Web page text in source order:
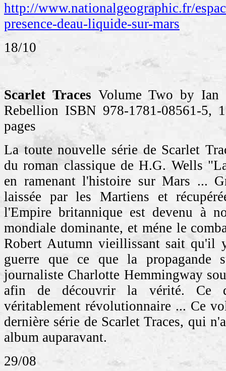
http://www.nationalgeographic.fr/
presence-deau-liquide-sur-mars
18/10
Scarlet Traces Volume Two by
Rebellion ISBN 978-1781-08561-5,
pages
La toute nouvelle série de Scarlet
du roman classique de H.G. Wells
en ramenant l'histoire sur Mars ...
laissée par les Martiens et
l'Empire britannique est devenu à
mondiale dominante, et méne le
Robert Autumn vieillissant sait qu'il
guerre que ce que la propagande
journaliste Charlotte Hemmingway
afin de découvrir la vérité. Ce
véritablement révolutionnaire ... Ce
dernière série de Scarlet Traces, qui
album auparavant.
29/08